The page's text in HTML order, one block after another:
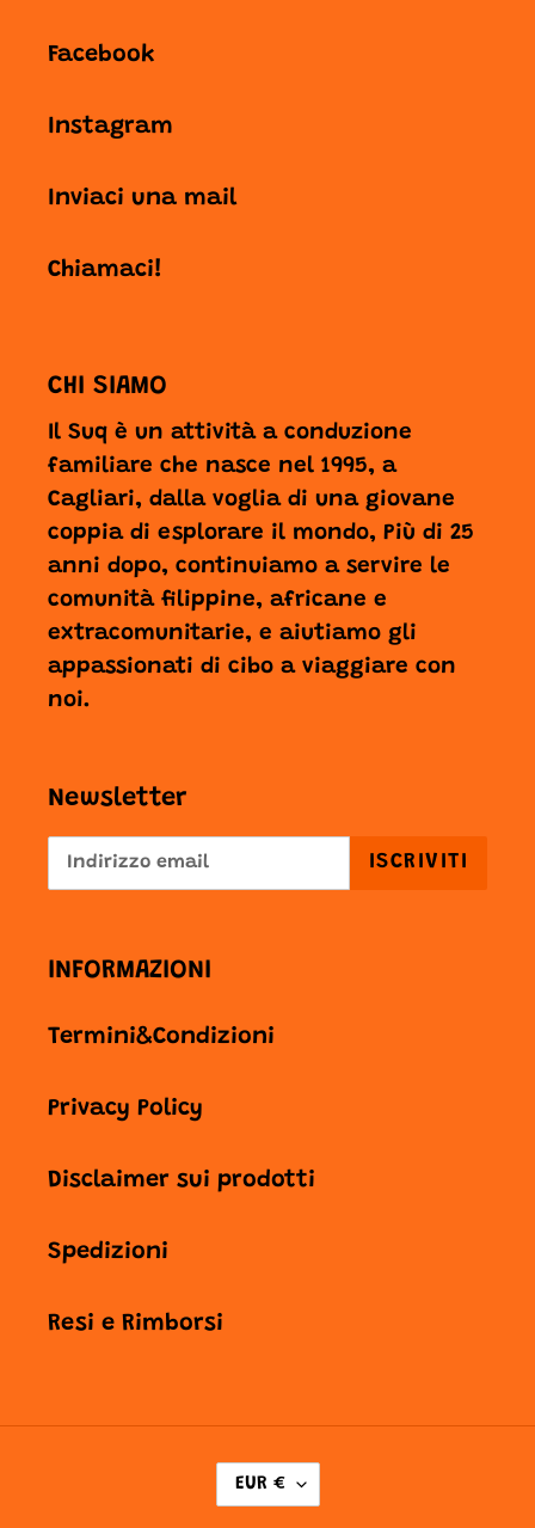
Facebook
Instagram
Inviaci una mail
Chiamaci!
CHI SIAMO
Il Suq è un attività a conduzione
familiare che nasce nel 1995, a
Cagliari, dalla voglia di una giovane
coppia di esplorare il mondo, Più di 25
anni dopo, continuiamo a servire le
comunità filippine, africane e
extracomunitarie, e aiutiamo gli
appassionati di cibo a viaggiare con
noi.
Newsletter
ISCRIVITI
INFORMAZIONI
Termini&Condizioni
Privacy Policy
Disclaimer sui prodotti
Spedizioni
Resi e Rimborsi
A
EUR €